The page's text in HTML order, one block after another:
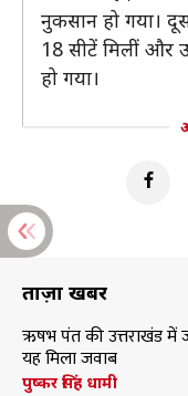
नुकसान हो गया।
18 सीटें मिलीं और
हो गया।
ताज़ा खबरें
ऋषभ पंत की उत्तराखंड में
यह मिला जवाब
पुष्कर सिंह धामी